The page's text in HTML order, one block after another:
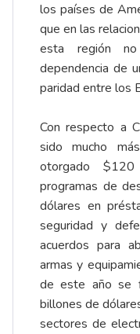
los países de
que en las
esta región
dependencia de
paridad entre los
Con respecto a
sido mucho
otorgado
programas de
dólares en
seguridad y
acuerdos para
armas y
de este año se
billones de
sectores de